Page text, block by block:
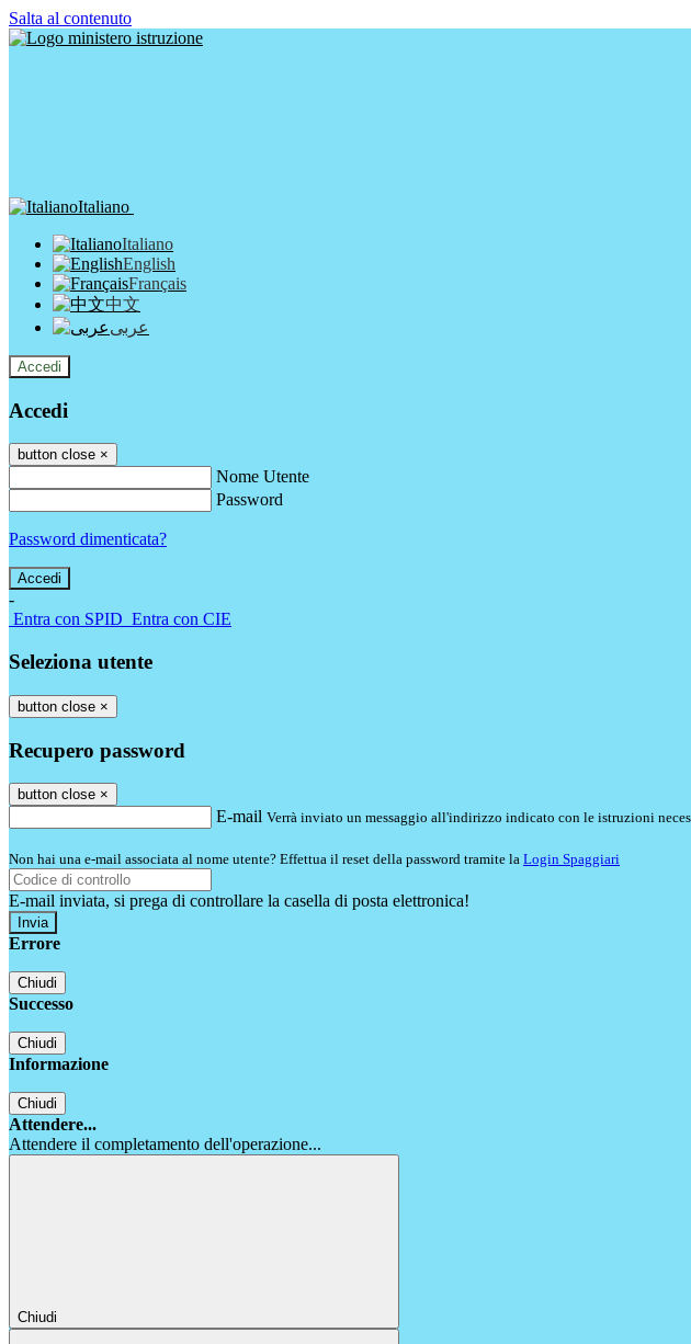
Salta al contenuto
Italiano
Italiano
English
Français
中文
عربى
Accedi
Accedi
button close ×
Nome Utente
Password
Password dimenticata?
-
Entra con SPID Entra con CIE
Seleziona utente
button close ×
Recupero password
button close ×
E-mail Verrà inviato un messaggio all'indirizzo indicato con le istruzioni
Non hai una e-mail associata al nome utente? Effettua il reset della password tramite la Login Spaggiari
E-mail inviata, si prega di controllare la casella di posta elettronica!
Errore
Chiudi
Successo
Chiudi
Informazione
Chiudi
Attendere...
Attendere il completamento dell'operazione...
Chiudi